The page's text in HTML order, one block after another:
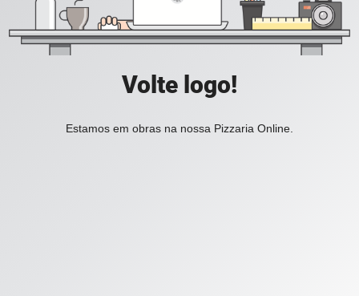
Volte logo!
Estamos em obras na nossa Pizzaria Online.